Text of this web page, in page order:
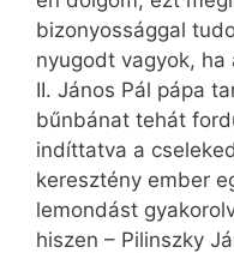
bizonyossággal
nyugodt vagyok, ha
II. János Pál pápa
bűnbánat tehát
indíttatva a
keresztény ember
lemondást
hiszen – Pilinszky